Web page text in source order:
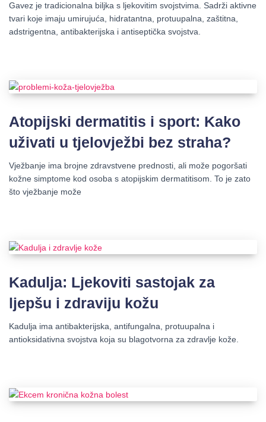
Gavez je tradicionalna biljka s ljekovitim svojstvima. Sadrži aktivne
tvari koje imaju umirujuća, hidratantna, protuupalna, zaštitna,
adstrigentna, antibakterijska i antiseptička svojstva.
Atopijski dermatitis i sport: Kako
uživati u tjelovježbi bez straha?
Vježbanje ima brojne zdravstvene prednosti, ali može pogoršati
kožne simptome kod osoba s atopijskim dermatitisom. To je zato
što vježbanje može
Kadulja: Ljekoviti sastojak za
ljepšu i zdraviju kožu
Kadulja ima antibakterijska, antifungalna, protuupalna i
antioksidativna svojstva koja su blagotvorna za zdravlje kože.